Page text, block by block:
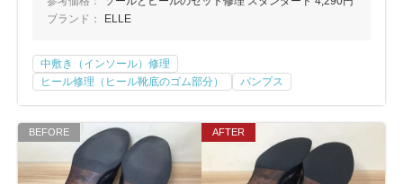
ブランド：
ELLE
中敷き（インソール）修理
ヒール修理（ヒール靴底のゴム部分）
パンプス